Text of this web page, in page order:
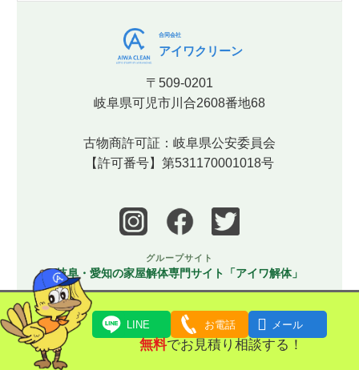
合同会社
アイワクリーン
〒509-0201
岐阜県可児市川合2608番地68
古物商許可証：岐阜県公安委員会
【許可番号】第531170001018号
グループサイト
岐阜・愛知の家屋解体専門サイト「アイワ解体」
プライバシーポリシー/特定商取引に基づく表記
Copyright (C) 2023岐阜・愛知エリアを中心に家財・遺品整理・片付け・特集清掃なら合同会社アイワクリー
LINE お電話  メール
無料でお見積り相談する！